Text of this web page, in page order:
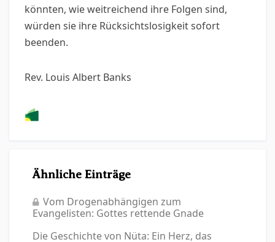
könnten, wie weitreichend ihre Folgen sind,
würden sie ihre Rücksichtslosigkeit sofort
beenden.
Rev. Louis Albert Banks
Ähnliche Einträge
Vom Drogenabhängigen zum
Evangelisten: Gottes rettende Gnade
Die Geschichte von Nüta: Ein Herz, das